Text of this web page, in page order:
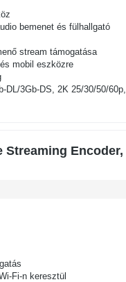
bemenet és fülhallgató
stream támogatása
mobil eszközre
DL/3Gb-DS, 2K 25/30/50/60p,
Streaming Encoder,
Fi-n keresztül